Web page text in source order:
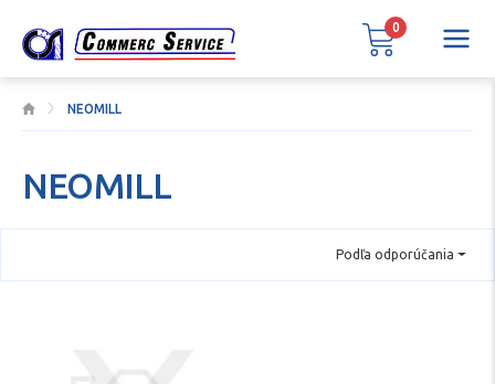
NEOMILL
NEOMILL
Podľa odporúčania
0